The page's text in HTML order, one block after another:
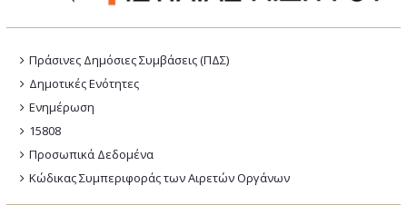
Πράσινες Δημόσιες Συμβάσεις (ΠΔΣ)
Δημοτικές Ενότητες
Ενημέρωση
15808
Προσωπικά Δεδομένα
Κώδικας Συμπεριφοράς των Αιρετών Οργάνων